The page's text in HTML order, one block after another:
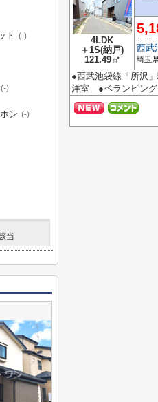
4LDK
＋1S(納戸)
121.49㎡
西武
埼玉
●西武池袋線「所沢
洋室 ●ベランピング
ト (-)
(-)
ン (-)
当